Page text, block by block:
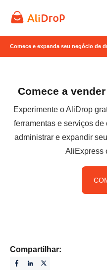
Comece e expanda seu negócio de
Comece a
Experimente o AliDrop
ferramentas e serviços
administrar e expandir
AliExpress
Compartilhar: